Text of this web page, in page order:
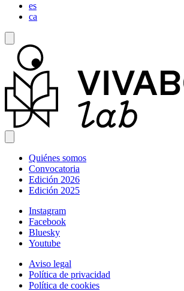
es
ca
Quiénes somos
Convocatoria
Edición 2026
Edición 2025
Instagram
Facebook
Bluesky
Youtube
Aviso legal
Política de privacidad
Política de cookies